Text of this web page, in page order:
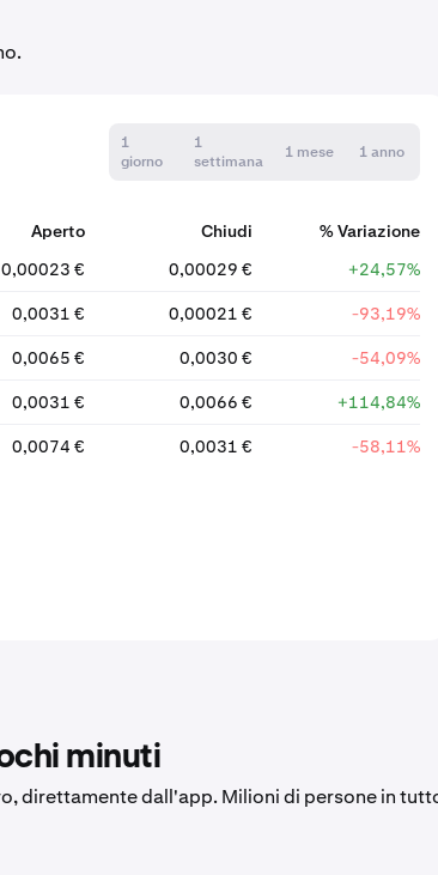
1
giorno
1
settimana
1 mese 1 anno
Aperto Chiudi
% Variazione
0,00023 € 0,00029 € +24,57%
0,0031 € 0,00021 € -93,19%
0,0065 € 0,0030 € -54,09%
0,0031 € 0,0066 € +114,84%
0,0074 € 0,0031 € -58,11%
minuti
direttamente dall'app. Milioni di persone in